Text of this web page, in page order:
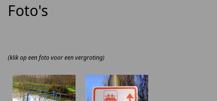
Foto's
(klik op een foto voor een vergroting)